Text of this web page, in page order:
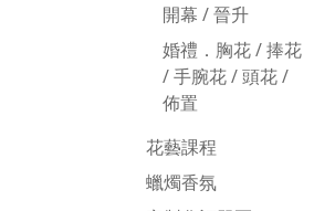
開幕 / 晉升
婚禮．胸花 / 捧花
/ 手腕花 / 頭花 /
佈置
花藝課程
蠟燭香氛